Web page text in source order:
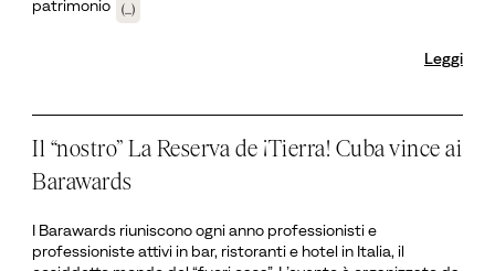
patrimonio
(...)
Leggi
Il “nostro” La Reserva de ¡Tierra! Cuba vince ai
Barawards
I Barawards riuniscono ogni anno professionisti e
professioniste attivi in bar, ristoranti e hotel in Italia, il